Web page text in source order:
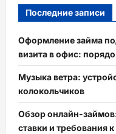
Последние записи
Оформление займа
визита в офис:
Музыка ветра:
колокольчиков
Обзор онлайн-
ставки и требования